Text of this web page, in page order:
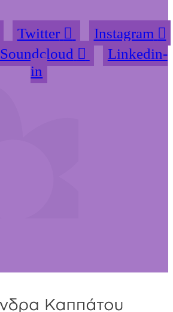
Twitter
Instagram
Soundcloud
Linkedin-
in